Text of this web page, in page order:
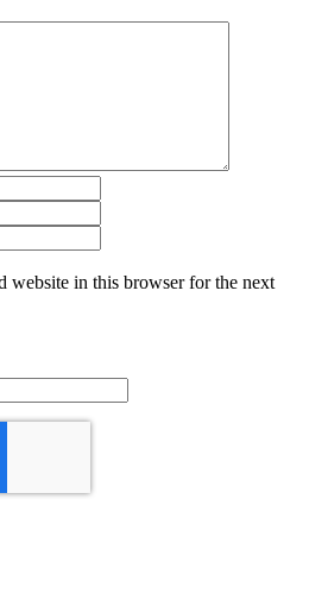
website in this browser for the next